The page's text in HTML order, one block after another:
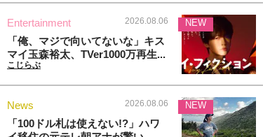
Entertainment 2026.08.06
「俺、マジで向いてないな」キス
マイ玉森裕太、TVer1000万再生...
こじらぶ
NEW
News 2026.08.06
「100ドル札は使えない!?」ハワ
NEW